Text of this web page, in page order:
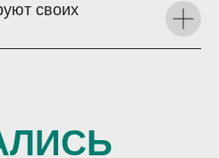
своих